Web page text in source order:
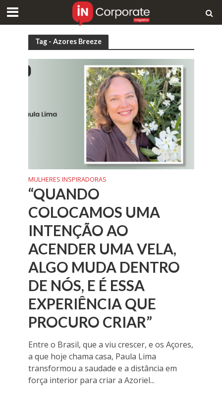
Tag - Azores Breeze
MULHERES INSPIRADORAS
“QUANDO
COLOCAMOS UMA
INTENÇÃO AO
ACENDER UMA VELA,
ALGO MUDA DENTRO
DE NÓS, E É ESSA
EXPERIÊNCIA QUE
PROCURO CRIAR”
Entre o Brasil, que a viu crescer, e os Açores,
a que hoje chama casa, Paula Lima
transformou a saudade e a distância em
força interior para criar a Azoriel...